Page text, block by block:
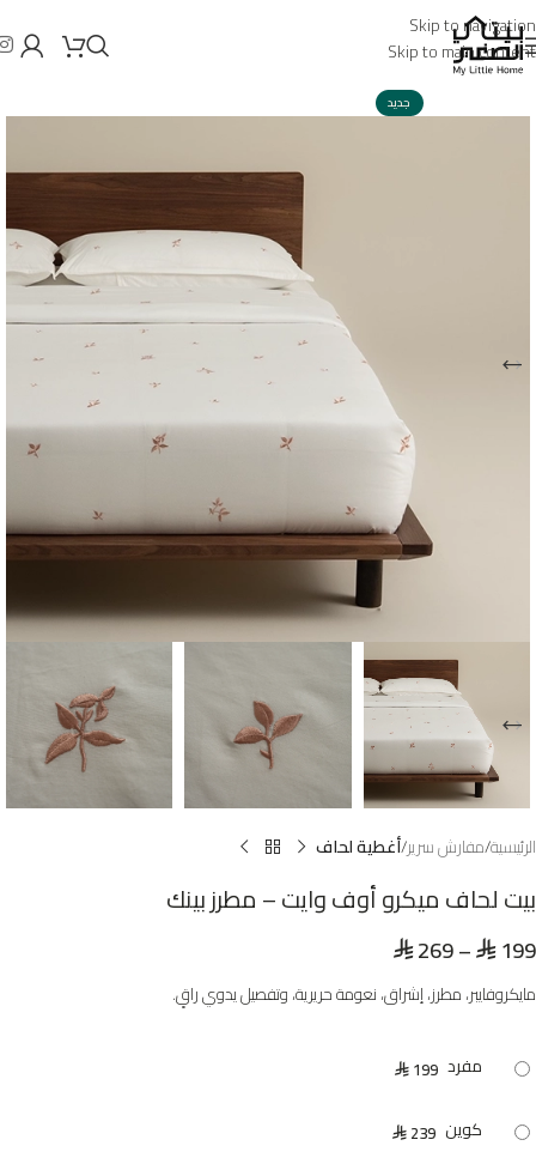
Skip to navigation
Skip to main content
جديد
الرئيسية مفارش سريرأغطية لحاف
بيت لحاف ميكرو أوف وايت – مطرز بينك
⃁199
–
⃁269
مايكروفايبر، مطرز، إشراق، نعومة حريرية، وتفصيل يدوي راقٍ.
مفرد ⃁ 199
كوين ⃁ 239